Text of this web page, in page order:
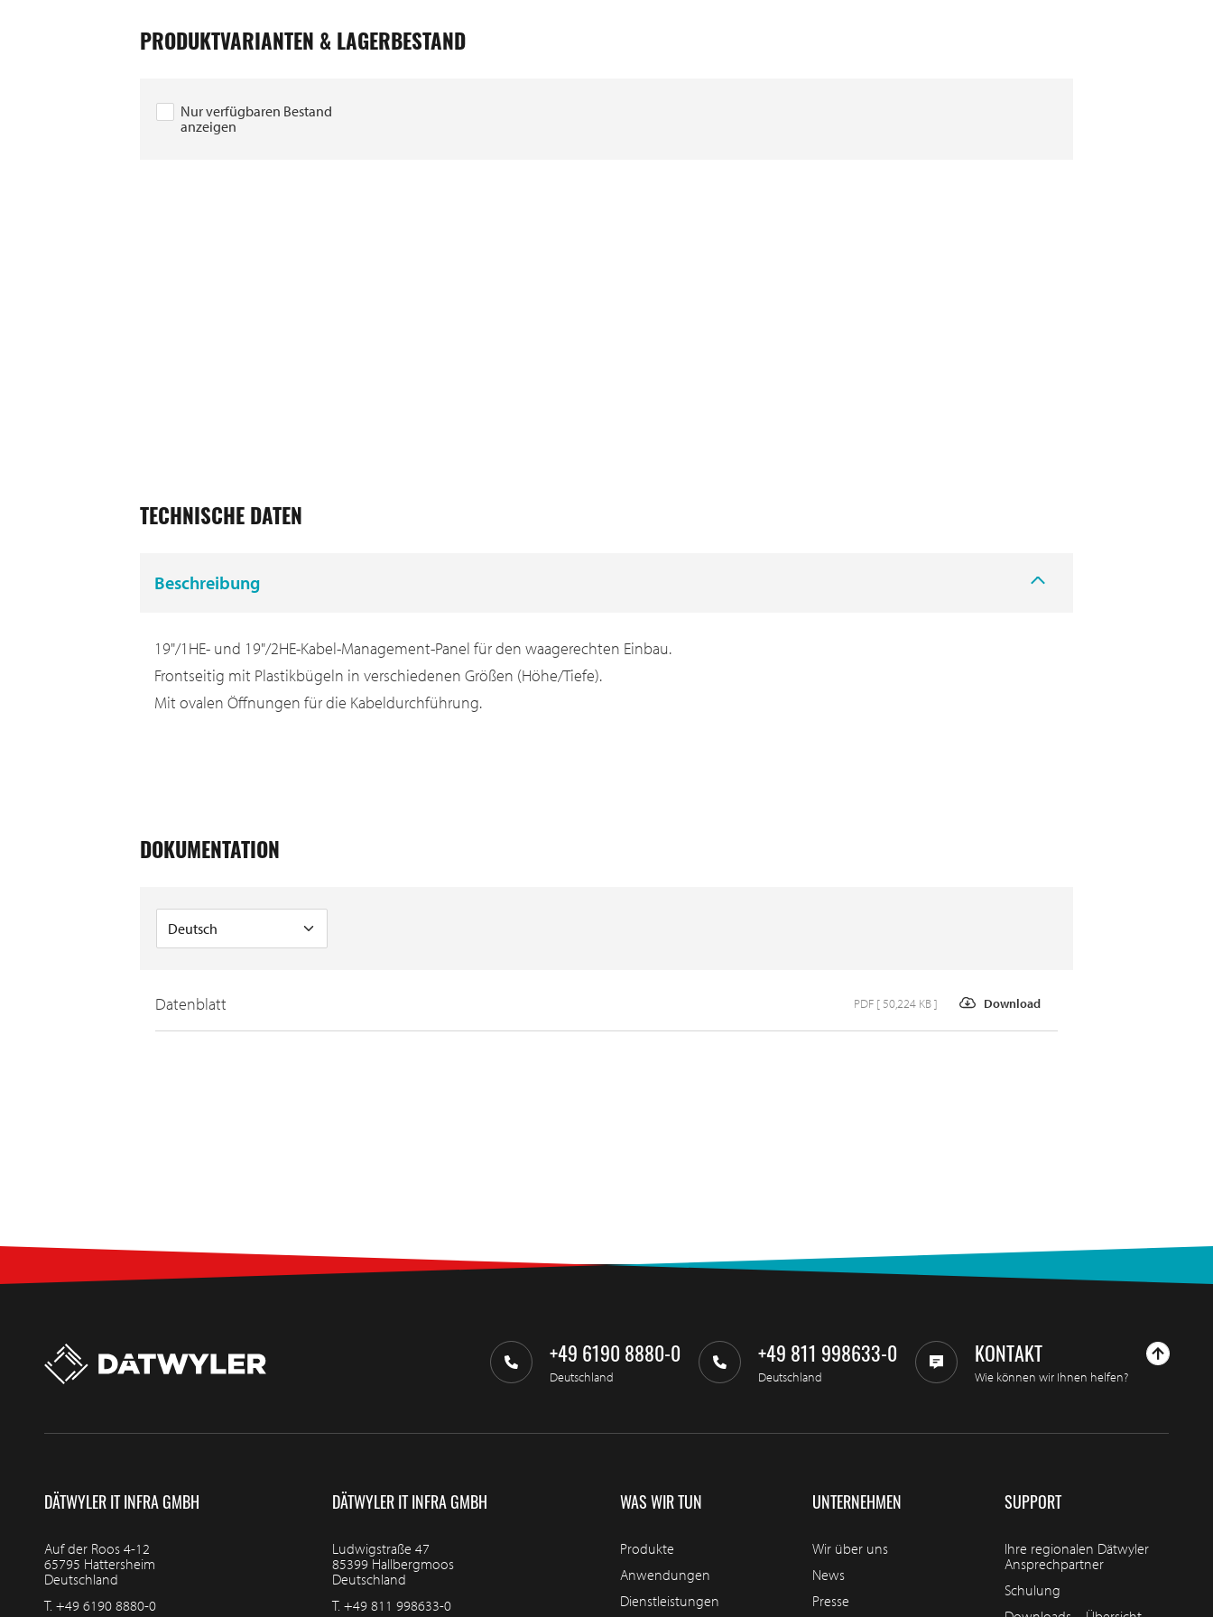
PRODUKTVARIANTEN & LAGERBESTAND
Nur verfügbaren Bestand
anzeigen
TECHNISCHE DATEN
Beschreibung
19"/1HE- und 19"/2HE-Kabel-Management-Panel für den waagerechten Einbau.
Frontseitig mit Plastikbügeln in verschiedenen Größen (Höhe/Tiefe).
Mit ovalen Öffnungen für die Kabeldurchführung.
DOKUMENTATION
Datenblatt Download
PDF [ 50,224 KB ]
+49 6190 8880-0
Deutschland
+49 811 998633-0
Deutschland
KONTAKT
Wie können wir Ihnen helfen?
DÄTWYLER IT INFRA GMBH
Auf der Roos 4-12
65795 Hattersheim
Deutschland
T. +49 6190 8880-0
DÄTWYLER IT INFRA GMBH
Ludwigstraße 47
85399 Hallbergmoos
Deutschland
T. +49 811 998633-0
WAS WIR TUN
Produkte
Anwendungen
Dienstleistungen
UNTERNEHMEN
Wir über uns
News
Presse
SUPPORT
Ihre regionalen Dätwyler
Ansprechpartner
Schulung